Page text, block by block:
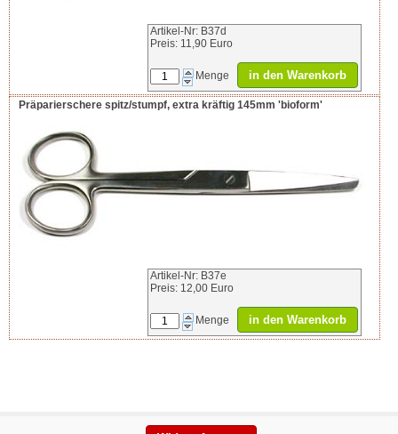
Artikel-Nr: B37d
Preis: 11,90 Euro
Menge in den Warenkorb
Präparierschere spitz/stumpf, extra kräftig 145mm 'bioform'
Artikel-Nr: B37e
Preis: 12,00 Euro
Menge in den Warenkorb